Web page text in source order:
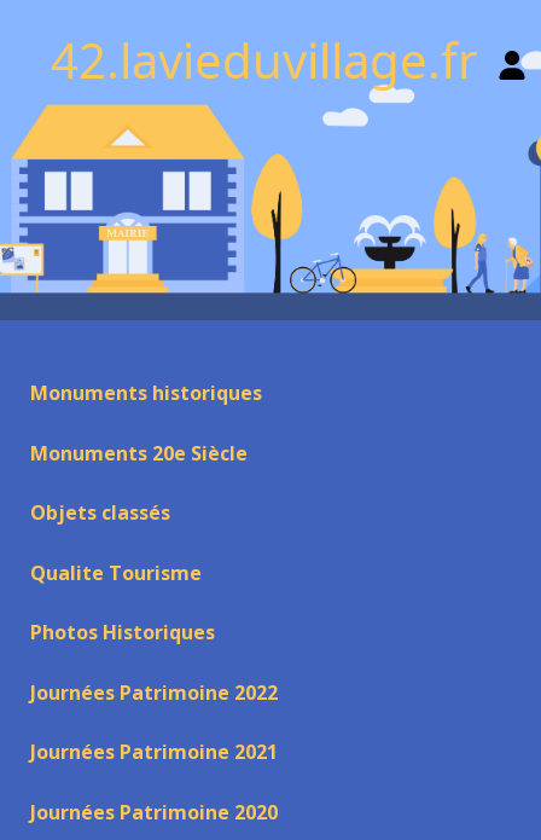
42.lavieduvillage.fr
Monuments historiques
Monuments 20e Siècle
Objets classés
Qualite Tourisme
Photos Historiques
Journées Patrimoine 2022
Journées Patrimoine 2021
Journées Patrimoine 2020